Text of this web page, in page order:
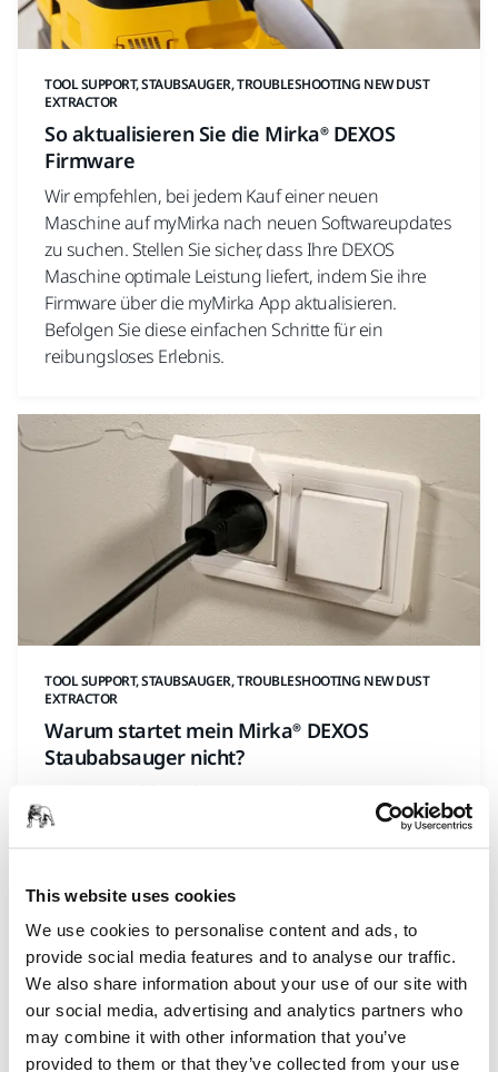
This website uses cookies
We use cookies to personalise content and ads, to
provide social media features and to analyse our traffic.
We also share information about your use of our site with
our social media, advertising and analytics partners who
may combine it with other information that you’ve
provided to them or that they’ve collected from your use
TOOL SUPPORT, STAUBSAUGER, TROUBLESHOOTING NEW DUST
EXTRACTOR
So aktualisieren Sie die Mirka® DEXOS
Firmware
Wir empfehlen, bei jedem Kauf einer neuen
Maschine auf myMirka nach neuen Softwareupdates
zu suchen. Stellen Sie sicher, dass Ihre DEXOS
Maschine optimale Leistung liefert, indem Sie ihre
Firmware über die myMirka App aktualisieren.
Befolgen Sie diese einfachen Schritte für ein
reibungsloses Erlebnis.
TOOL SUPPORT, STAUBSAUGER, TROUBLESHOOTING NEW DUST
EXTRACTOR
Warum startet mein Mirka® DEXOS
Staubabsauger nicht?
Industriestaubsaugers auf? Folgen Sie diesen
die Stromversorgung. Das Kabel muss eingesteckt
sein und der Stromfluss muss funktionieren. Stellen
Sie als Nächstes sicher, dass der Hauptschalter auf
der Rückseite eingeschaltet ist. Drücken Sie
anschließend die Ein/Aus-Taste und die Starttaste
auf der Vorderseite des Geräts. In dieser
Kurzanleitung finden Sie schrittweise Anweisungen